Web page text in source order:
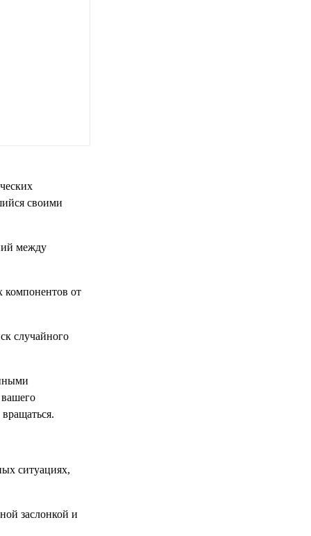
своими
между
компонентов от
случайного
вашего
ситуациях,
заслонкой и